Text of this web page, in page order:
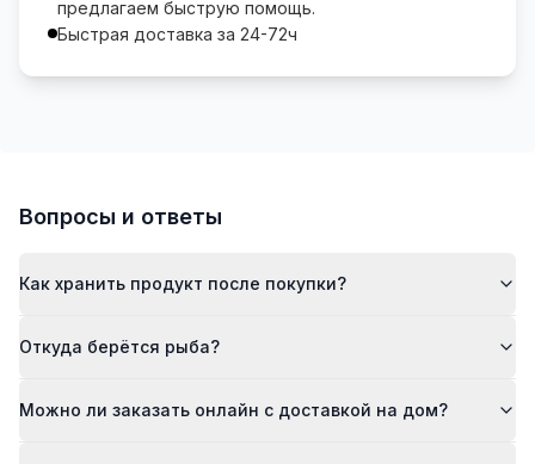
предлагаем быструю помощь.
Быстрая доставка за 24-72ч
Вопросы и ответы
Как хранить продукт после покупки?
Откуда берётся рыба?
Можно ли заказать онлайн с доставкой на дом?